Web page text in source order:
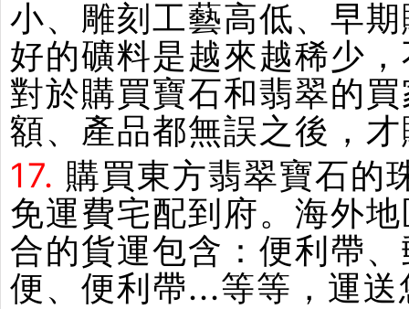
小、雕刻工藝高低、早
好的礦料是越來越稀少
對於購買寶石和翡翠的
額、產品都無誤之後，
17. 購買東方翡翠寶石的
免運費宅配到府。海外
合的貨運包含：便利帶
便、便利帶...等等，運